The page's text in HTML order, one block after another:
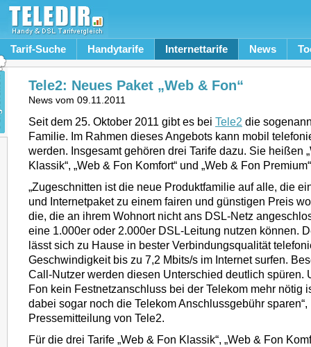
Tarif-Suche Handytarife Internettarife News
Tele2: Neues Paket „Web & Fon“
News vom 09.11.2011
Seit dem 25. Oktober 2011 gibt es bei Tele2 die
Familie. Im Rahmen dieses Angebots kann mobil
werden. Insgesamt gehören drei Tarife dazu. Sie heißen
Klassik“, „Web & Fon Komfort“ und „Web & Fon
„Zugeschnitten ist die neue Produktfamilie auf alle, die
und Internetpaket zu einem fairen und günstigen Preis
die, die an ihrem Wohnort nicht ans DSL-Netz
eine 1.000er oder 2.000er DSL-Leitung nutzen können.
lässt sich zu Hause in bester Verbindungsqualität
Geschwindigkeit bis zu 7,2 Mbits/s im Internet surfen.
Call-Nutzer werden diesen Unterschied deutlich spüren.
Fon kein Festnetzanschluss bei der Telekom mehr nötig
dabei sogar noch die Telekom Anschlussgebühr
Pressemitteilung von Tele2.
Für die drei Tarife „Web & Fon Klassik“, „Web & Fon